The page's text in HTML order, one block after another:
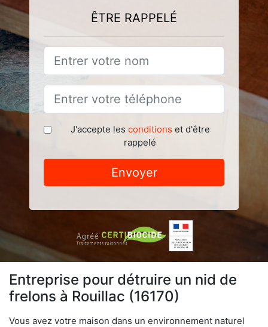
ÊTRE RAPPELÉ
J'accepte les conditions et d'être
rappelé
Envoyer
Entreprise pour détruire un nid de
frelons à Rouillac (16170)
Vous avez votre maison dans un environnement naturel